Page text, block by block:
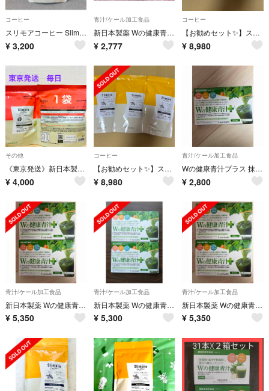
コーヒー
スリモアコーヒー Slimore Coffee 31日分 93ｇ×1袋
¥ 3,200
青汁/ケール加工食品
新日本製薬 Wの健康青汁 新品未開封
¥ 2,777
コーヒー
【お勧めセット✨】スリモアコーヒー slimore 31日分 × 3袋 93g
¥ 8,980
その他
《東京発送》新日本製薬 Slimore coffee スリモアコーヒーラテ 263.5g (31日分) 1袋
¥ 4,000
コーヒー
【お勧めセット✨】スリモアコーヒー slimore 31日分 × 3袋 93g
¥ 8,980
青汁/ケール加工食品
Wの健康青汁プラス 抹茶風味 1.65g×31本 機能性表示食品
¥ 2,800
青汁/ケール加工食品
新日本製薬 Wの健康青汁プラス 31本入り 2箱セット 機能性表示食品
¥ 5,350
青汁/ケール加工食品
新日本製薬 Wの健康青汁 プラス 2箱セット
¥ 5,300
青汁/ケール加工食品
新日本製薬 Wの健康青汁プラス 31本入り 2箱セット 機能性表示食品
¥ 5,350